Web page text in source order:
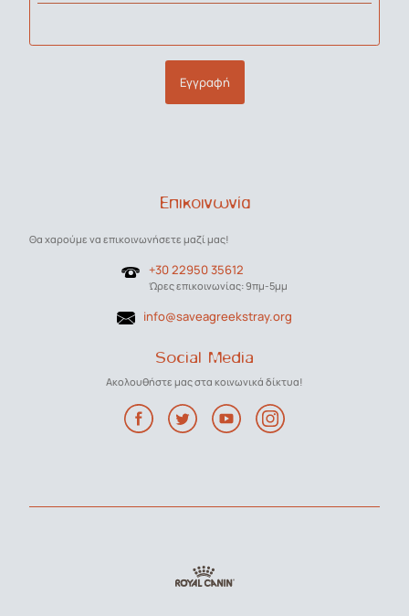
Εγγραφή
Επικοινωνία
Θα χαρούμε να επικοινωνήσετε μαζί μας!
+30 22950 35612
Ώρες επικοινωνίας: 9πμ-5μμ
info@saveagreekstray.org
Social Media
Ακολουθήστε μας στα κοινωνικά δίκτυα!